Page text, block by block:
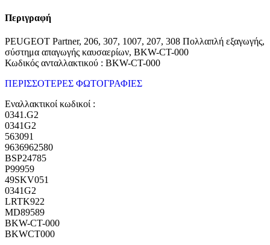
Περιγραφή
PEUGEOT Partner, 206, 307, 1007, 207, 308 Πολλαπλή εξαγωγής,
σύστημα απαγωγής καυσαερίων, BKW-CT-000
Κωδικός ανταλλακτικού : BKW-CT-000
ΠΕΡΙΣΣΟΤΕΡΕΣ ΦΩΤΟΓΡΑΦΙΕΣ
Εναλλακτικοί κωδικοί :
0341.G2
0341G2
563091
9636962580
BSP24785
P99959
49SKV051
0341G2
LRTK922
MD89589
BKW-CT-000
BKWCT000